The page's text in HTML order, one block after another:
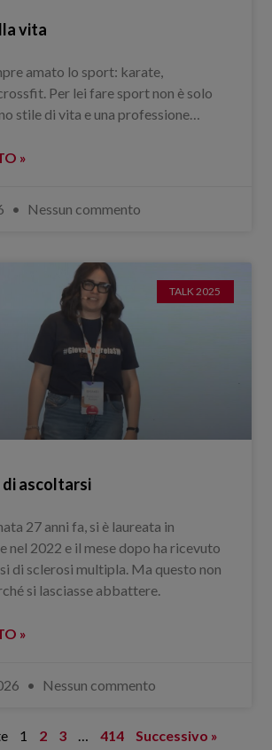
vita
amato lo sport: karate,
Per lei fare sport non è solo
stile di vita e una professione…
»
Nessun commento
TALK 2025
ascoltarsi
27 anni fa, si è laureata in
nel 2022 e il mese dopo ha ricevuto
di sclerosi multipla. Ma questo non
si lasciasse abbattere.
»
Nessun commento
1 2 3 … 414 Successivo »